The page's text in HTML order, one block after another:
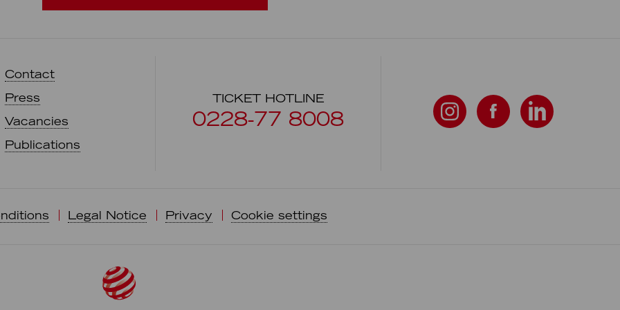
Contact
Press
Vacancies
Publications
TICKET HOTLINE
0228-77 8008
Legal Notice Privacy Cookie settings